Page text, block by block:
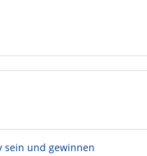
sein und gewinnen